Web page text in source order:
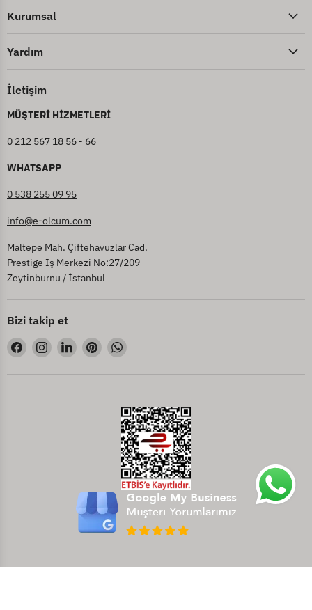
Kurumsal
Yardım
İletişim
MÜŞTERİ HİZMETLERİ
0 212 567 18 56 - 66
WHATSAPP
0 538 255 09 95
info@e-olcum.com
Maltepe Mah. Çiftehavuzlar Cad.
Prestige İş Merkezi No:27/209
Zeytinburnu / İstanbul
Bizi takip et
Bizi
Facebook&#39;de
bul
Bizi
Instagram&#39;de
bul
Bizi
LinkedIn&#39;de
bul
Bizi
Pinterest&#39;de
bul
Bizi
bul